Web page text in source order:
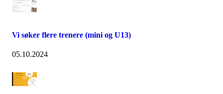
Vi søker flere trenere (mini og U13)
05.10.2024